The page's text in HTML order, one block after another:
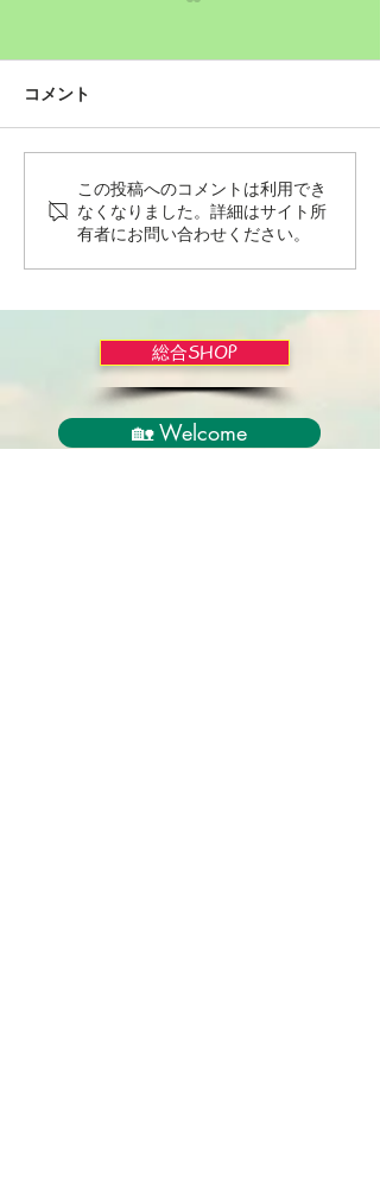
Wordだけで作っちゃおう
～★みことば職人るちゃ
ん('◇')ゞ
コメント
この投稿へのコメントは利用でき
なくなりました。詳細はサイト所
有者にお問い合わせください。
総合SHOP
🏡 Welcome